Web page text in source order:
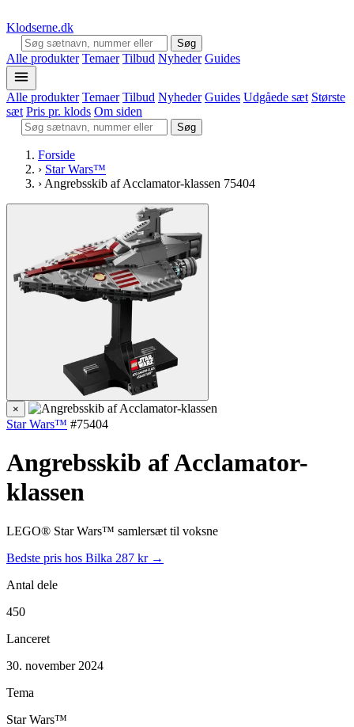
Klodserne.dk
Søg
Alle produkter Temaer Tilbud Nyheder Guides
Alle produkter Temaer Tilbud Nyheder Guides Udgåede sæt Største
sæt Pris pr. klods Om siden
Søg
Forside
› Star Wars™
› Angrebsskib af Acclamator-klassen 75404
×
Star Wars™ #75404
Angrebsskib af Acclamator-
klassen
LEGO® Star Wars™ samlersæt til voksne
Bedste pris hos Bilka 287 kr →
Antal dele
450
Lanceret
30. november 2024
Tema
Star Wars™